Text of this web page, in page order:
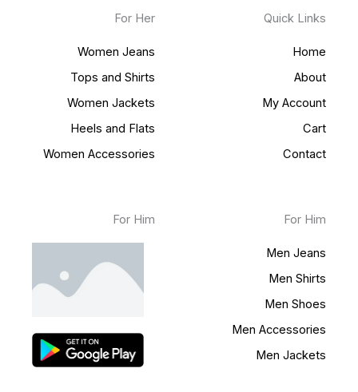
Quick Links
Home
About
My Account
Cart
Contact
For Her
Women Jeans
Tops and Shirts
Women Jackets
Heels and Flats
Women Accessories
For Him
Men Jeans
Men Shirts
Men Shoes
Men Accessories
Men Jackets
For Him